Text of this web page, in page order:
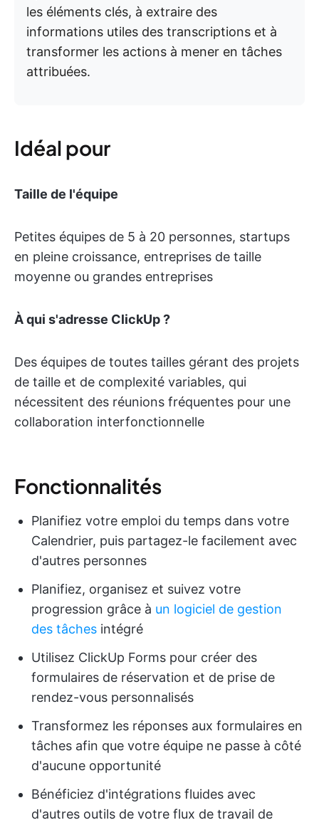
les éléments clés, à extraire des
informations utiles des transcriptions et à
transformer les actions à mener en tâches
attribuées.
Idéal pour
Taille de l'équipe
Petites équipes de 5 à 20 personnes, startups
en pleine croissance, entreprises de taille
moyenne ou grandes entreprises
À qui s'adresse ClickUp ?
Des équipes de toutes tailles gérant des projets
de taille et de complexité variables, qui
nécessitent des réunions fréquentes pour une
collaboration interfonctionnelle
Fonctionnalités
Planifiez votre emploi du temps dans votre
Calendrier, puis partagez-le facilement avec
d'autres personnes
Planifiez, organisez et suivez votre
progression grâce à un logiciel de gestion
des tâches intégré
Utilisez ClickUp Forms pour créer des
formulaires de réservation et de prise de
rendez-vous personnalisés
Transformez les réponses aux formulaires en
tâches afin que votre équipe ne passe à côté
d'aucune opportunité
Bénéficiez d'intégrations fluides avec
d'autres outils de votre flux de travail de